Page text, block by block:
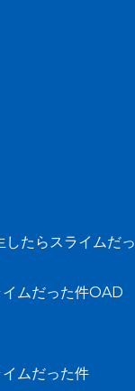
したらスライムだっ
ムだった件OAD
ムだった件